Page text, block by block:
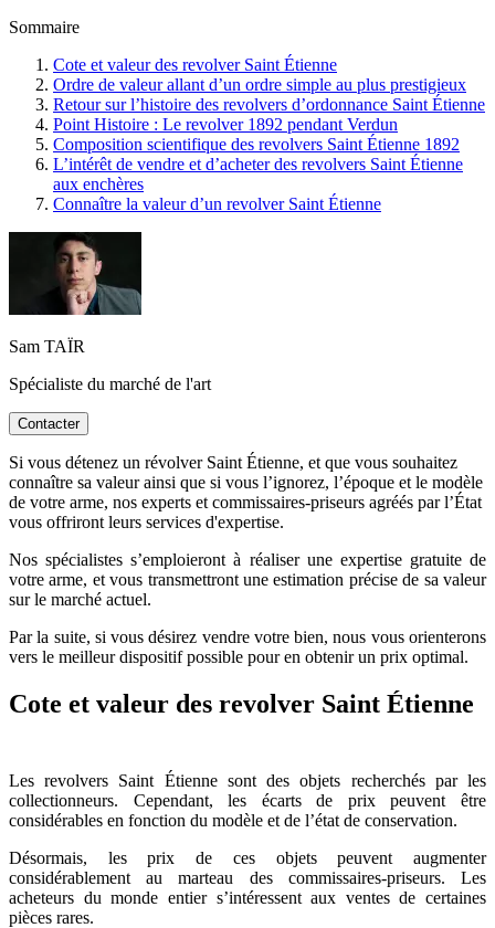
Sommaire
Cote et valeur des revolver Saint Étienne
Ordre de valeur allant d’un ordre simple au plus prestigieux
Retour sur l’histoire des revolvers d’ordonnance Saint Étienne
Point Histoire : Le revolver 1892 pendant Verdun
Composition scientifique des revolvers Saint Étienne 1892
L’intérêt de vendre et d’acheter des revolvers Saint Étienne
aux enchères
Connaître la valeur d’un revolver Saint Étienne
Sam TAÏR
Spécialiste du marché de l'art
Contacter
Si vous détenez un révolver Saint Étienne, et que vous souhaitez
connaître sa valeur ainsi que si vous l’ignorez, l’époque et le modèle
de votre arme, nos experts et commissaires-priseurs agréés par l’État
vous offriront leurs services d'expertise.
Nos spécialistes s’emploieront à réaliser une expertise gratuite de
votre arme, et vous transmettront une estimation précise de sa valeur
sur le marché actuel.
Par la suite, si vous désirez vendre votre bien, nous vous orienterons
vers le meilleur dispositif possible pour en obtenir un prix optimal.
Cote et valeur des revolver Saint Étienne
Les revolvers Saint Étienne sont des objets recherchés par les
collectionneurs. Cependant, les écarts de prix peuvent être
considérables en fonction du modèle et de l’état de conservation.
Désormais, les prix de ces objets peuvent augmenter
considérablement au marteau des commissaires-priseurs. Les
acheteurs du monde entier s’intéressent aux ventes de certaines
pièces rares.